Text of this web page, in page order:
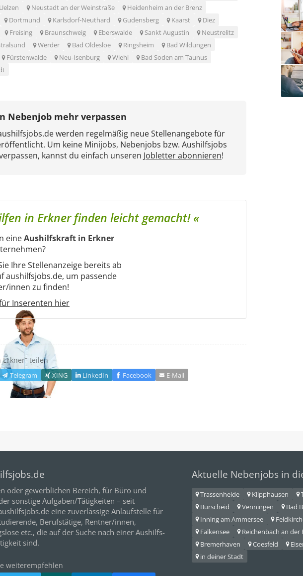
Uelzen Neustadt an der Weinstraße
Heidenheim an der Brenz
Dortmund Karlsdorf-Neuthard Gudensberg Kaarst
Diez
Freising Braunschweig Eberswalde Sankt Augustin
Neustrelitz
Werder Bad Oldesloe Ringsheim
Bad Wildungen
Fürstenwalde Neu-Isenburg Wiehl
Bad Soden am Taunus
Nebenjob mehr verpassen
werden regelmäßig neue Stellenangebote für
Um keine Minijobs, Nebenjobs bzw. Aushilfsjobs
kannst du einfach unseren Jobletter abonnieren!
in Erkner finden leicht gemacht! «
eineAushilfskraft in Erkner
Ihre Stellenanzeige bereits ab
aushilfsjobs.de, um passende
innen zu finden!
Inserenten hier
Erkner“ teilen
Telegram XING LinkedIn Facebook E‑Mail
oder gewerblichen Bereich, für Büro und
sonstige Aufgaben/Tätigkeiten – seit
eine zuverlässige Anlaufstelle für
, Berufstätige, Rentner/innen,
etc., die auf der Suche nach einer Aushilfs-
sind.
weiterempfehlen
Aktuelle Nebenjobs in
Trassenheide Klipphausen
Burscheid
Venningen Bad
Inning am Ammersee
Falkensee
Reichenbach an der
Bremerhaven
Coesfeld
in deiner Stadt